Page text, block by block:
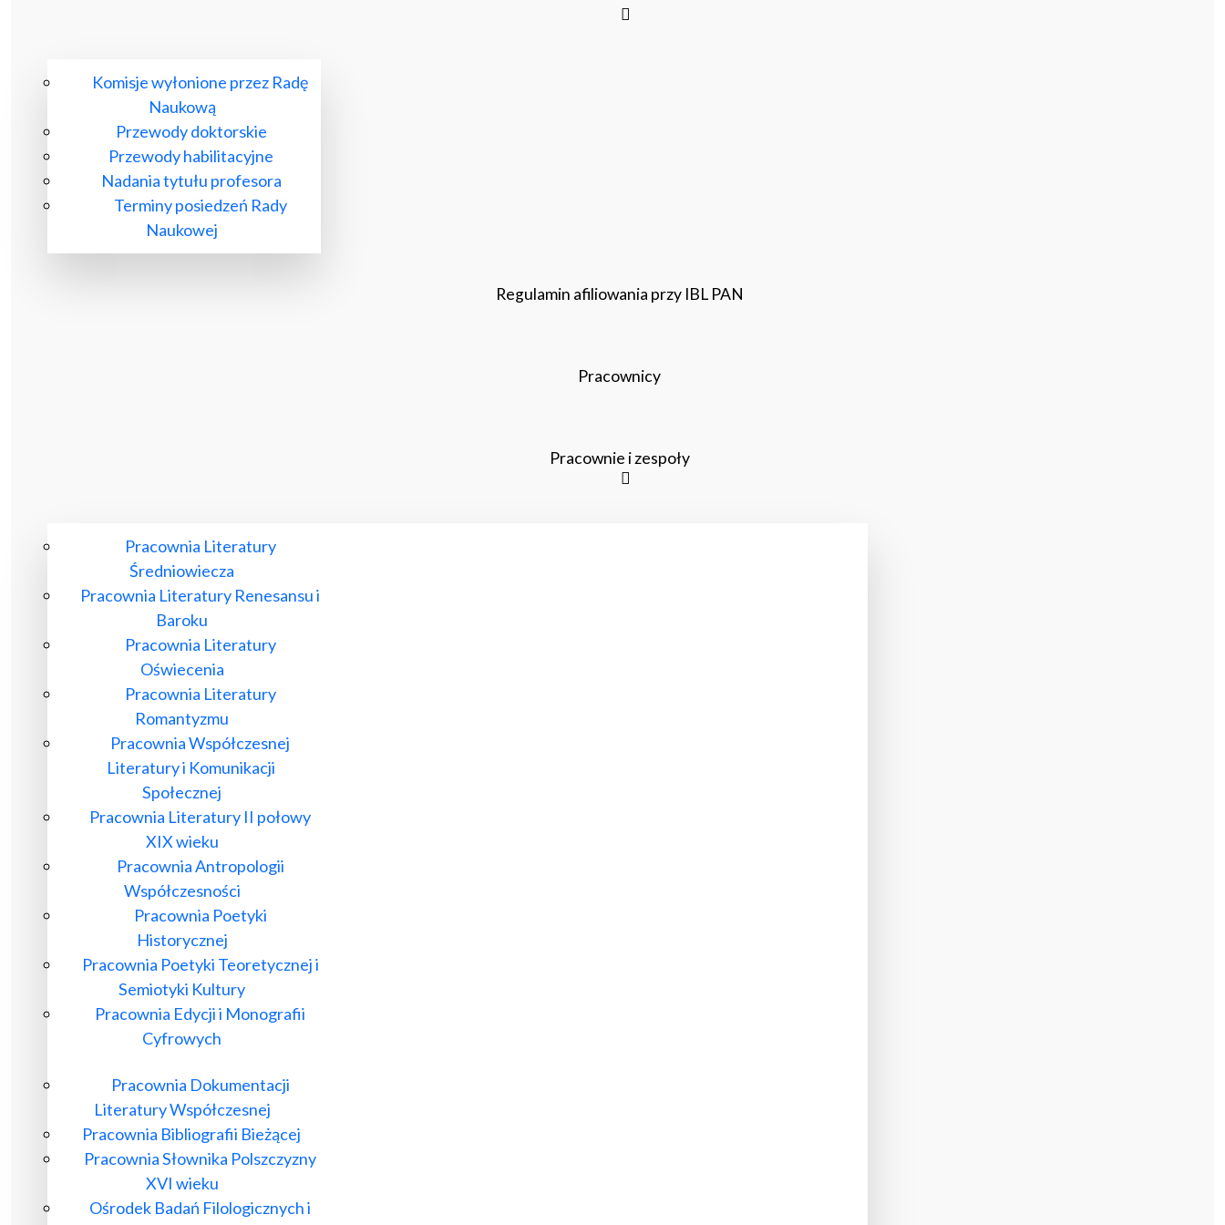
Komisje wyłonione przez Radę
Naukową
Przewody doktorskie
Przewody habilitacyjne
Nadania tytułu profesora
Terminy posiedzeń Rady
Naukowej
Regulamin afiliowania przy IBL PAN
Pracownicy
Pracownie i zespoły
Pracownia Literatury
Średniowiecza
Pracownia Literatury Renesansu i
Baroku
Pracownia Literatury
Oświecenia
Pracownia Literatury
Romantyzmu
Pracownia Współczesnej
Literatury i Komunikacji
Społecznej
Pracownia Literatury II połowy
XIX wieku
Pracownia Antropologii
Współczesności
Pracownia Poetyki
Historycznej
Pracownia Poetyki Teoretycznej i
Semiotyki Kultury
Pracownia Edycji i Monografii
Cyfrowych
Pracownia Dokumentacji
Literatury Współczesnej
Pracownia Bibliografii Bieżącej
Pracownia Słownika Polszczyzny
XVI wieku
Ośrodek Badań Filologicznych i